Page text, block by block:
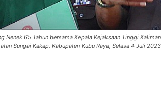
Nenek 65 Tahun bersama Kepala Kejaksaan Tinggi
Sungai Kakap, Kabupaten Kubu Raya, Selasa 4 Juli